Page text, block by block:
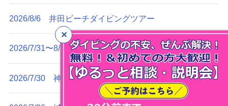
2026/8/6 井田ビーチダイビングツアー
2026/7/31〜8/2 雲見・田子ボートダイビングツアー
2026/7/30 神子元ボートダイビングツアー